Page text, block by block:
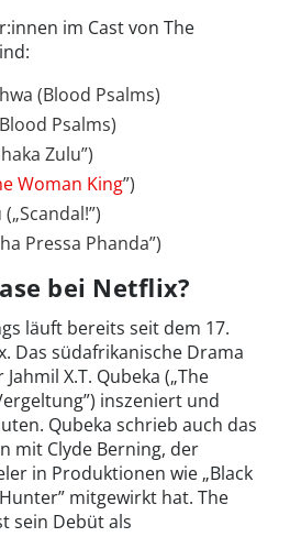
im Cast von The
(Blood Psalms)
Psalms)
Zulu”)
Woman King”)
Pressa Phanda”)
bei Netflix?
läuft bereits seit dem 17.
Das südafrikanische Drama
X.T. Qubeka („The
inszeniert und
Qubeka schrieb auch das
mit Clyde Berning, der
in Produktionen wie „Black
mitgewirkt hat. The
sein Debüt als